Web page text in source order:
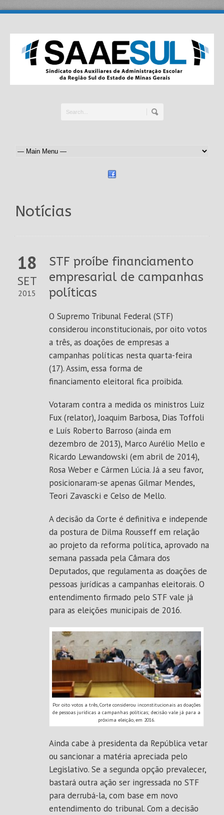
Notícias
18
SET
2015
STF proíbe financiamento
empresarial de campanhas
políticas
O Supremo Tribunal Federal (STF)
considerou inconstitucionais, por oito votos
a três, as doações de empresas a
campanhas políticas nesta quarta-feira
(17). Assim, essa forma de
financiamento eleitoral fica proibida.
Votaram contra a medida os ministros Luiz
Fux (relator), Joaquim Barbosa, Dias Toffoli
e Luís Roberto Barroso (ainda em
dezembro de 2013), Marco Aurélio Mello e
Ricardo Lewandowski (em abril de 2014),
Rosa Weber e Cármen Lúcia. Já a seu favor,
posicionaram-se apenas Gilmar Mendes,
Teori Zavascki e Celso de Mello.
A decisão da Corte é definitiva e independe
da postura de Dilma Rousseff em relação
ao projeto da reforma política, aprovado na
semana passada pela Câmara dos
Deputados, que regulamenta as doações de
pessoas jurídicas a campanhas eleitorais. O
entendimento firmado pelo STF vale já
para as eleições municipais de 2016.
Por oito votos a três, Corte considerou inconstitucionais as doações
de pessoas jurídicas a campanhas políticas; decisão vale já para a
próxima eleição, em 2016.
Ainda cabe à presidenta da República vetar
ou sancionar a matéria apreciada pelo
Legislativo. Se a segunda opção prevalecer,
bastará outra ação ser ingressada no STF
para derrubá-la, com base em novo
entendimento do tribunal. Com a decisão